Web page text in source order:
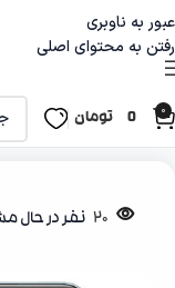
عبور به ناوبری
رفتن به محتوای اصلی
0
0 تومان
20 نفر در